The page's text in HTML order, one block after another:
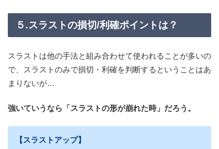
５.スラストの損切/利確ポイントは？
スラストは他の手法と組み合わせて使われることが多いの
で、スラストのみで損切・利確を判断するということはあ
まりないが…
強いていうなら「スラストの形が崩れた時」だろう。
【スラストアップ】